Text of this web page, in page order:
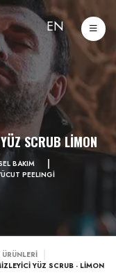
EN
SCRUB LİMON
BAKIM
PEELINGİ
YÜZ SCRUB - LİMON